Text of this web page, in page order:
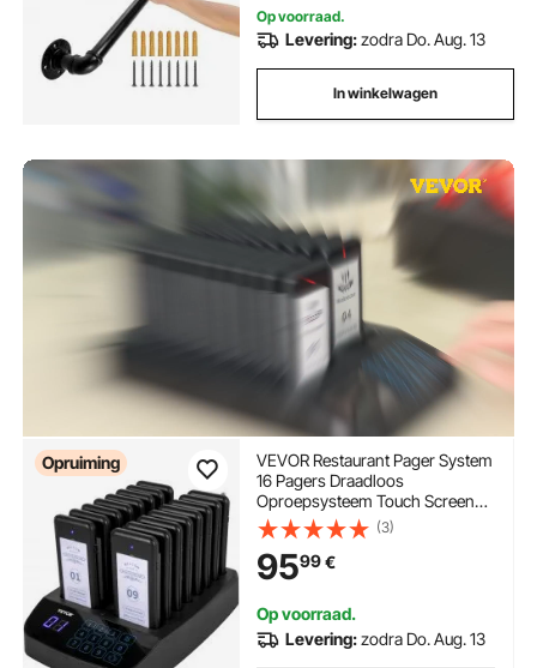
Op voorraad.
Levering:zodra Do. Aug. 13
In winkelwagen
Opruiming
VEVOR Restaurant Pager System
16 Pagers Draadloos
Oproepsysteem Touch Screen
Klantoproepsysteem 500 M
Gastoproepsysteem
Trillingen/Flits/Zoemer
Wachtrijoproepsysteem voor
Restaurants/Foodtrucks/Kerken
(3)
9599€
Op voorraad.
Levering:zodra Do. Aug. 13